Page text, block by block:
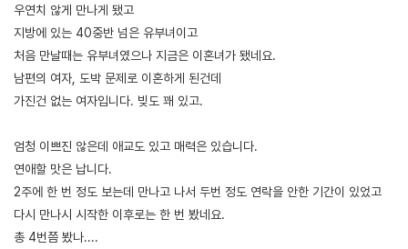
우연치 않게 만나게 됐고
지방에 있는 40중반 넘은 유부녀이고
처음 만날때는 유부녀였으나 지금은 이혼녀가 됐네요.
남편의 여자, 도박 문제로 이혼하게 된건데
가진건 없는 여자입니다. 빚도 꽤 있고.
엄청 이쁘진 않은데 애교도 있고 매력은 있습니다.
연애할 맛은 납니다.
2주에 한 번 정도 보는데 만나고 나서 두번 정도 연락을 안한 기간이 있었고
다시 만나시 시작한 이후로는 한 번 봤네요.
총 4번쯤 봤나....